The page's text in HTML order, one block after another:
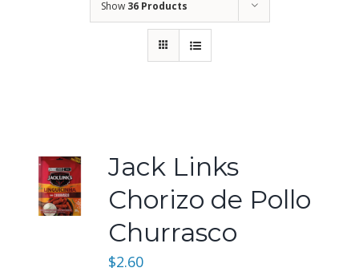
Show 36 Products
Jack Links
Chorizo de Pollo
Churrasco
$2.60